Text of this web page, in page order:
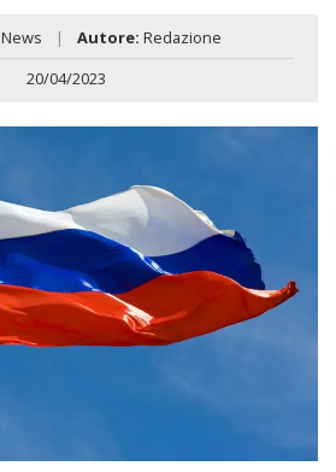
News | Autore: Redazione
20/04/2023